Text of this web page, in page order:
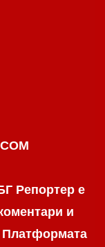
Репортер е
и
Платформата